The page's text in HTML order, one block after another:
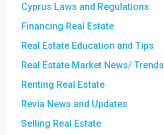
Cyprus Laws and Regulations
Financing Real Estate
Real Estate Education and Tips
Real Estate Market News/ Trends
Renting Real Estate
Revia News and Updates
Selling Real Estate